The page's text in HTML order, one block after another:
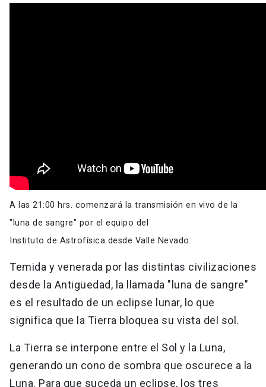
A las 21:00 hrs. comenzará la transmisión en vivo de la
"luna de sangre" por el equipo del
Instituto de Astrofísica desde Valle Nevado.
Temida y venerada por las distintas civilizaciones
desde la Antigüedad, la llamada "luna de sangre"
es el resultado de un eclipse lunar, lo que
significa que la Tierra bloquea su vista del sol.
La Tierra se interpone entre el Sol y la Luna,
generando un cono de sombra que oscurece a la
Luna. Para que suceda un eclipse, los tres